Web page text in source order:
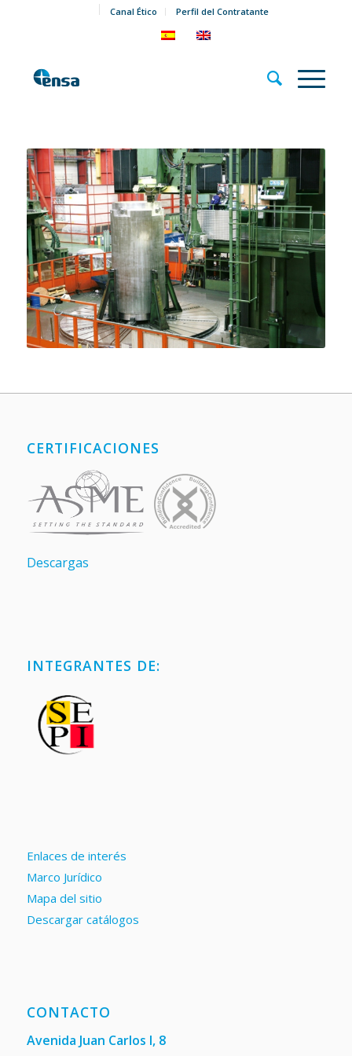
Canal Ético Perfil del Contratante
CERTIFICACIONES
Descargas
INTEGRANTES DE:
Enlaces de interés
Marco Jurídico
Mapa del sitio
Descargar catálogos
CONTACTO
Avenida Juan Carlos I, 8